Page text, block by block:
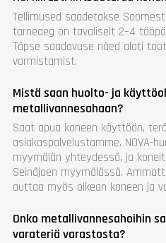
Tellimused saadetakse
tarneaeg on tavaliselt 2–4
Täpse saadavuse näed alati
vormistamist.
Mistä saan huolto- ja
metallivannesahaan?
Saat apua koneen käyttöön,
asiakaspalvelustamme. NOVA-
myymälän yhteydessä, ja
Seinäjoen myymälässä.
auttaa myös oikean koneen ja
Onko metallivannesahoihin
varateriä varastosta?